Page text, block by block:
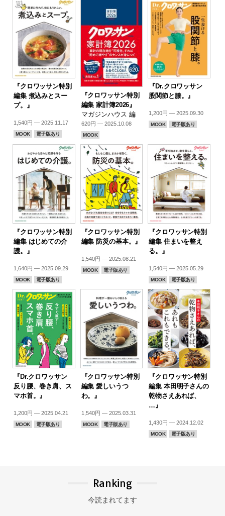
『クロワッサン特別
編集 煮込みとスー
プ。』
1,540円 — 2025.11.17
MOOK 電子版あり
『クロワッサン特別
編集 家計簿2026』
マガジンハウス 編
620円 — 2025.10.08
MOOK
『Dr.クロワッサン
股関節と膝。』
1,200円 — 2025.09.30
MOOK 電子版あり
『クロワッサン特別
編集 はじめての介
護。』
1,640円 — 2025.09.29
MOOK 電子版あり
『クロワッサン特別
編集 防災の基本。』
1,540円 — 2025.08.21
MOOK 電子版あり
『クロワッサン特別
編集 住まいを整え
る。』
1,540円 — 2025.05.29
MOOK 電子版あり
『Dr.クロワッサン
反り腰、巻き肩、ス
マホ首。』
1,200円 — 2025.04.21
MOOK 電子版あり
『クロワッサン特別
編集 愛しいうつ
わ。』
1,540円 — 2025.03.31
MOOK 電子版あり
『クロワッサン特別
編集 本田明子さんの
乾物さえあれば、
…』
1,430円 — 2024.12.02
MOOK 電子版あり
Ranking
今読まれてます